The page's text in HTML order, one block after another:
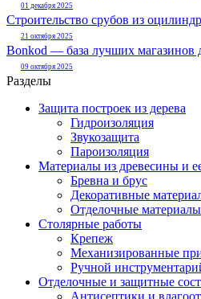
01 декабря 2025
Строительство срубов из
21 октября 2025
Bonkod — база лучших магазинов
09 октября 2025
Разделы
Защита построек из дерева
Гидроизоляция
Звукозащита
Пароизоляция
Материалы из древесины и
Бревна и брус
Декоративные
Отделочные материалы
Столярные работы
Крепеж
Механизированные
Ручной
Отделочные и защитные
Антисептики и